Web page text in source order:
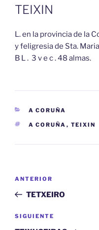
EL
TEIXIN
L. en la provincia de la
y feligresia de Sta.
B L . 3 v e c . 48 almas.
CATEGORÍAS
A CORUÑA
ETIQUETAS
A CORUÑA , TEIXIN
entradas
Entrada
anterior:
ANTERIOR
TETXEIRO
Siguiente
SIGUIENTE